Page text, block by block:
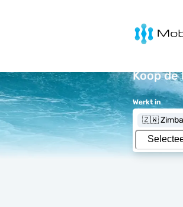
MobiMatter
Koop de
Werkt in
🇿🇼